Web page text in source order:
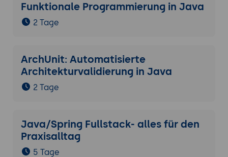
Funktionale Programmierung in Java
2 Tage
ArchUnit: Automatisierte
Architekturvalidierung in Java
2 Tage
Java/Spring Fullstack- alles für den
Praxisalltag
5 Tage